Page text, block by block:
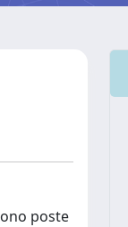
poste